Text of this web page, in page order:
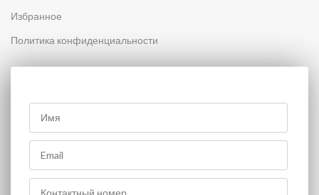
Избранное
Политика конфиденциальности